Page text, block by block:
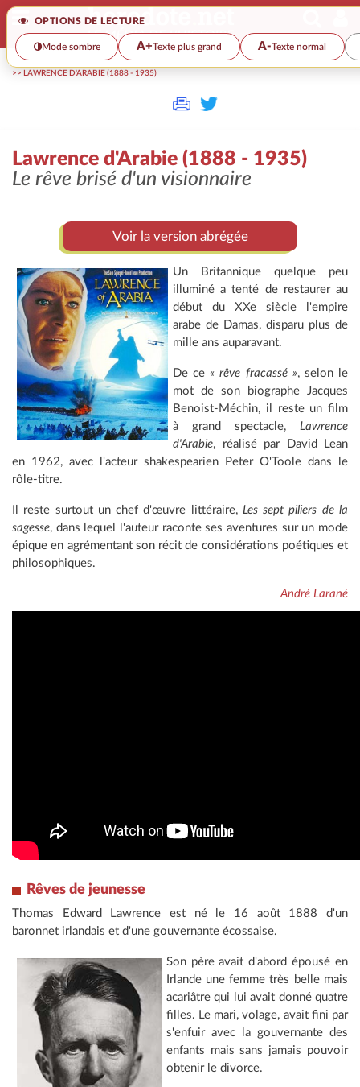
OPTIONS DE LECTURE
Mode sombre A+Texte plus grand A-Texte normal
>> LAWRENCE D'ARABIE (1888 - 1935)
Lawrence d'Arabie (1888 - 1935)
Le rêve brisé d'un visionnaire
Voir la version abrégée
Un Britannique quelque peu
illuminé a tenté de restaurer au
début du XXe siècle l'empire
arabe de Damas, disparu plus de
mille ans auparavant.
De ce« rêve fracassé », selon le
mot de son biographe Jacques
Benoist-Méchin, il reste un film
à grand spectacle, Lawrence
d'Arabie, réalisé par David Lean
en 1962, avec l'acteur shakespearien Peter O'Toole dans le
rôle-titre.
Il reste surtout un chef d'œuvre littéraire, Les sept piliers de la
sagesse, dans lequel l'auteur raconte ses aventures sur un mode
épique en agrémentant son récit de considérations poétiques et
philosophiques.
André Larané
Rêves de jeunesse
Thomas Edward Lawrence est né le 16 août 1888 d'un
baronnet irlandais et d'une gouvernante écossaise.
Son père avait d'abord épousé en
Irlande une femme très belle mais
acariâtre qui lui avait donné quatre
filles. Le mari, volage, avait fini par
s'enfuir avec la gouvernante des
enfants mais sans jamais pouvoir
obtenir le divorce.